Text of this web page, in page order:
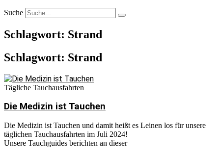
Suche
Schlagwort: Strand
Schlagwort: Strand
Tägliche Tauchausfahrten
Die Medizin ist Tauchen
Die Medizin ist Tauchen und damit heißt es Leinen los für unsere
täglichen Tauchausfahrten im Juli 2024!
Unsere Tauchguides berichten an dieser